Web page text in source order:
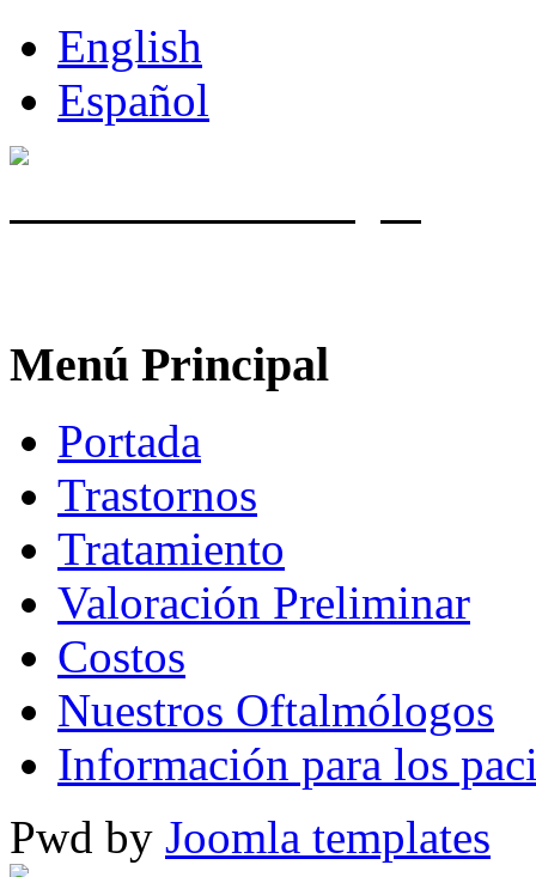
English
Español
Menú Principal
Portada
Trastornos
Tratamiento
Valoración Preliminar
Costos
Nuestros Oftalmólogos
Información para los
Pwd by Joomla templates